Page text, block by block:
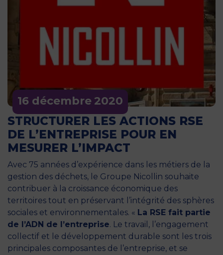
16 décembre2020
STRUCTURER LES ACTIONS RSE
DE L’ENTREPRISE POUR EN
MESURER L’IMPACT
Avec 75 années d’expérience dans les métiers de la
gestion des déchets, le Groupe Nicollin souhaite
contribuer à la croissance économique des
territoires tout en préservant l’intégrité des sphères
sociales et environnementales. « La RSE fait partie
de l’ADN de l’entreprise. Le travail, l’engagement
collectif et le développement durable sont les trois
principales composantes de l’entreprise, et se